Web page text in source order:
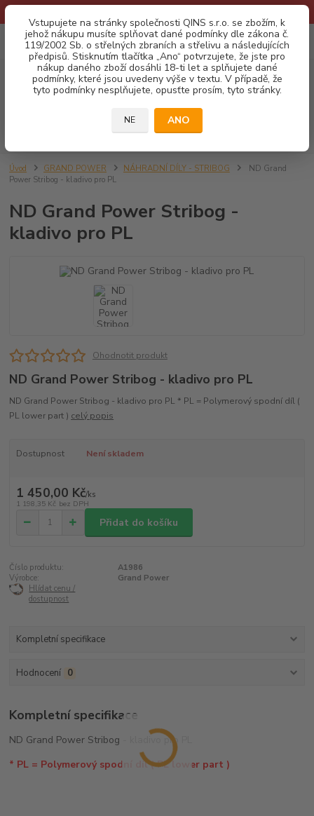
Vstupujete na stránky společnosti QINS s.r.o. se zbožím, k
jehož nákupu musíte splňovat dané podmínky dle zákona č.
119/2002 Sb. o střelných zbraních a střelivu a následujících
předpisů. Stisknutím tlačítka „Ano“ potvrzujete, že jste pro
nákup daného zboží dosáhli 18-ti let a splňujete dané
podmínky, které jsou uvedeny výše v textu. V případě, že
tyto podmínky nesplňujete, opusťte prosím, tyto stránky.
NE ANO
Menu
CZK 0
za0,00 Kč
Úvod GRAND POWER NÁHRADNÍ DÍLY - STRIBOG
ND Grand
Power Stribog - kladivo pro PL
ND Grand Power Stribog -
kladivo pro PL
Ohodnotit produkt
ND Grand Power Stribog - kladivo pro PL
ND Grand Power Stribog - kladivo pro PL * PL = Polymerový spodní díl (
PL lower part ) celý popis
Dostupnost Není skladem
1 450,00 Kč/ks
1 198,35 Kč bez DPH
Přidat do košíku
Číslo produktu:
A1986
Výrobce:
Grand Power
Hlídat cenu /
dostupnost
Kompletní specifikace
Hodnocení 0
Kompletní specifikace
ND Grand Power Stribog - kladivo pro PL
* PL = Polymerový spodní díl( PLlower part )